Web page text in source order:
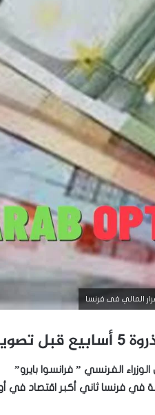
المالي فى فرنسا
فرنسا
الفرنسي ” فرانسوا بايرو”
في فرنسا ثاني أكبر اقتصاد في